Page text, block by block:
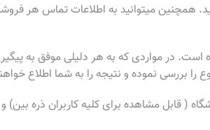
همچنین میتوانید به اطلاعات تماس هر
است. در مواردی که به هر دلیلی موفق به
بررسی نموده و نتیجه را به شما اطلاع
( قابل مشاهده برای کلیه کاربران ذره بین)